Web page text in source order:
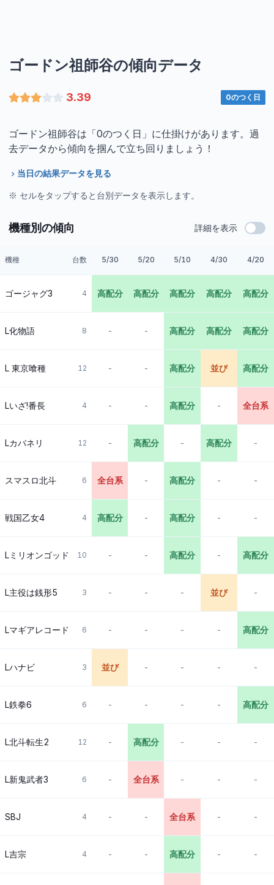
ゴードン祖師谷の傾向データ
3.39 0のつく日
ゴードン祖師谷は「0のつく日」に仕掛けがあります。過
去データから傾向を掴んで立ち回りましょう！
当日の結果データを見る
※ セルをタップすると台別データを表示します。
機種別の傾向 詳細を表示
機種 台数 5/30 5/20 5/10 4/30 4/20
ゴージャグ3 4 高配分 高配分 高配分 高配分 高配分
L化物語 8 - - 高配分 高配分 高配分
L 東京喰種 12 - - 高配分 並び 高配分
Lいざ!番長 4 - - 高配分 - 全台系
Lカバネリ 12 - 高配分 - 高配分 -
スマスロ北斗 6 全台系 - 高配分 - -
戦国乙女4 4 高配分 - 高配分 - -
Lミリオンゴッド 10 - - 高配分 - 高配分
L主役は銭形5 3 - - - 並び -
Lマギアレコード 6 - - - - 高配分
Lハナビ 3 並び - - - -
L鉄拳6 6 - - - - 高配分
L北斗転生2 12 - 高配分 - - -
L新鬼武者3 6 - 全台系 - - -
SBJ 4 - - 全台系 - -
L吉宗 4 - - 高配分 - -